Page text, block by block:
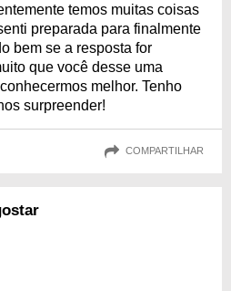
temos muitas coisas
preparada para finalmente
bem se a resposta for
que você desse uma
melhor. Tenho
surpreender!
COMPARTILHAR